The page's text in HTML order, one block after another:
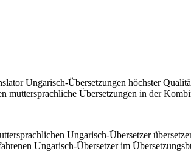
Ungarisch-Übersetzungen höchster
muttersprachliche Übersetzungen in der
Ungarisch-Übersetzer
Ungarisch-Übersetzer im